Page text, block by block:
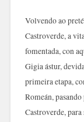
Volvendo ao
Castroverde, a
fomentada, con
Gigia ástur,
primeira etapa,
Romeán,
Castroverde,